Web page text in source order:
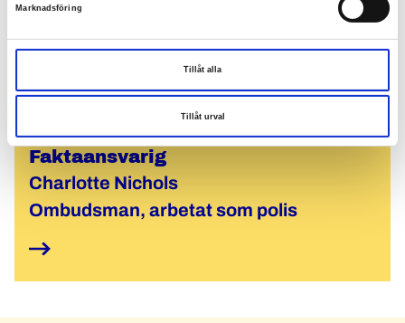
Marknadsföring
Tillåt alla
Tillåt urval
Faktaansvarig
Charlotte Nichols
Ombudsman, arbetat som polis